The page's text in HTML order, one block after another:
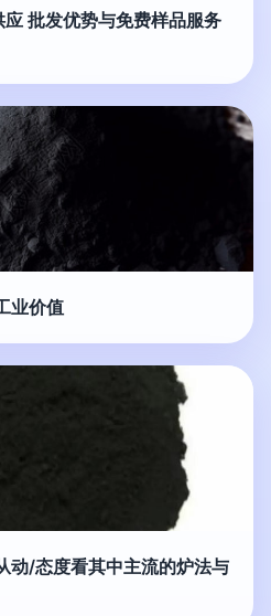
批发优势与免费样品服务
业价值
/态度看其中主流的炉法与